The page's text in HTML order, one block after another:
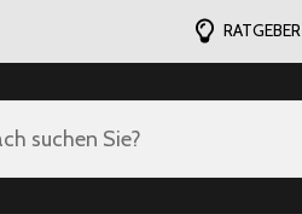
RATGEBER
suchen Sie?